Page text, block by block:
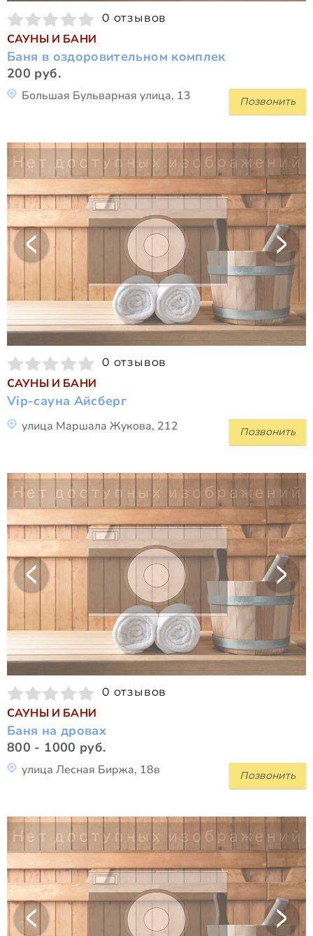
0 отзывов
САУНЫ И БАНИ
Баня в оздоровительном комплек
200 руб.
Позвонить
Большая Бульварная улица, 13
0 отзывов
САУНЫ И БАНИ
Vip-сауна Айсберг
Позвонить
улица Маршала Жукова, 212
0 отзывов
САУНЫ И БАНИ
Баня на дровах
800 - 1000 руб.
Позвонить
улица Лесная Биржа, 18в